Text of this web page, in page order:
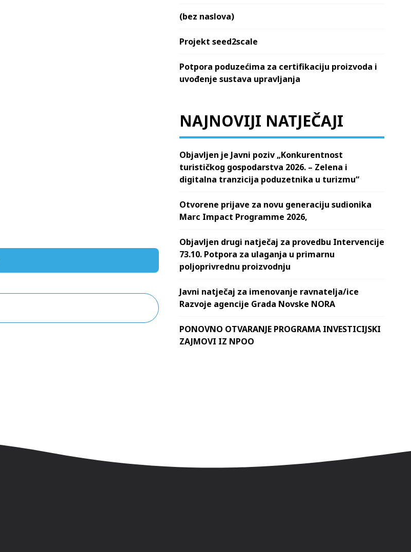
(bez naslova)
Projekt seed2scale
Potpora poduzećima za certifikaciju proizvoda i
uvođenje sustava upravljanja
NAJNOVIJI NATJEČAJI
Objavljen je Javni poziv „Konkurentnost
turističkog gospodarstva 2026. – Zelena i
digitalna tranzicija poduzetnika u turizmu“
Otvorene prijave za novu generaciju sudionika
Marc Impact Programme 2026,
Objavljen drugi natječaj za provedbu Intervencije
73.10. Potpora za ulaganja u primarnu
poljoprivrednu proizvodnju
Javni natječaj za imenovanje ravnatelja/ice
Razvoje agencije Grada Novske NORA
PONOVNO OTVARANJE PROGRAMA INVESTICIJSKI
ZAJMOVI IZ NPOO